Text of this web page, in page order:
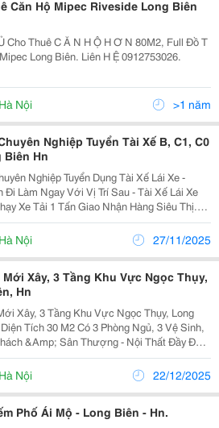
Căn Hộ Mipec Riveside Long Biên
Cho Thuê C Ă N H Ộ H Ơ N 80M2, Full Đồ T
Long Biên. Liên H Ệ 0912753026.
Hà Nội >1 năm
Nghiệp Tuyển Tài Xế B, C1, C0
Biên Hn
Nghiệp Tuyển Dụng Tài Xế Lái Xe -
Ngay Với Vị Trí Sau - Tài Xế Lái Xe
Xe Tải 1 Tấn Giao Nhận Hàng Siêu Thị.
18 Triệu/Tháng - Tài Xế Lái Xe
Chạy Xe Tải 1.9 Tấn Đến 3.5 Tấn...
Hà Nội 27/11/2025
Mới Xây, 3 Tầng Khu Vực Ngọc Thụy,
Hn
Xây, 3 Tầng Khu Vực Ngọc Thụy, Long
Sân Thượng - Nội Thất Đầy Đủ
Hoà, Sofa, Bàn Ghế Ăn, Tivi, Tủ Lạnh, Bếp,
Máy Sấy, Bình Nóng Lạnh, Tủ...
Hà Nội 22/12/2025
Phố Ái Mộ - Long Biên - Hn.